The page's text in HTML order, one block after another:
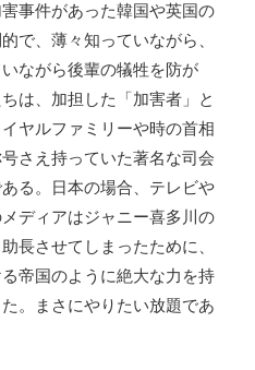
事件があった韓国や英国の
で、薄々知っていながら、
ながら後輩の犠牲を防が
は、加担した「加害者」と
ヤルファミリーや時の首相
さえ持っていた著名な司会
る。日本の場合、テレビや
ディアはジャニー喜多川の
長させてしまったために、
帝国のように絶大な力を持
。まさにやりたい放題であ